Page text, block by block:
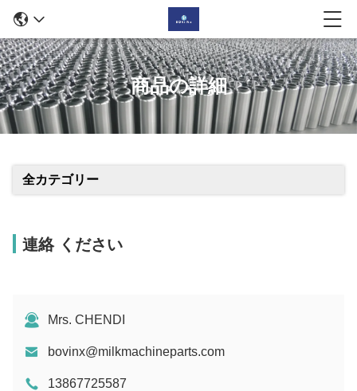
商品の詳細
全カテゴリー
連絡 ください
Mrs. CHENDI
bovinx@milkmachineparts.com
13867725587